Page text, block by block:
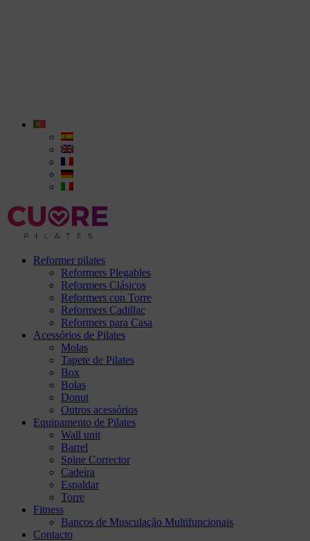
Reformer pilates
Reformers Plegables
Reformers Clásicos
Reformers con Torre
Reformers Cadillac
Reformers para Casa
Acessórios de Pilates
Molas
Tapete de Pilates
Box
Bolas
Donut
Outros acessórios
Equipamento de Pilates
Wall unit
Barrel
Spine Corrector
Cadeira
Espaldar
Torre
Fitness
Bancos de Musculação Multifuncionais
Contacto